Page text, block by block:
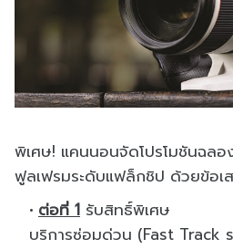
พิเศษ! แคนนอนจัดโปรโมชันฉลอ
ฟูลเฟรมระดับแฟล็กชิป ด้วยข้อเ
ต่อที่ 1 รับสิทธิ์พิเศษ
บริการซ่อมด่วน (Fast Track